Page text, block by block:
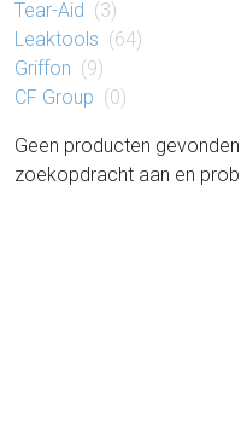
Tear-Aid (3)
Leaktools (64)
Griffon (9)
CF Group (0)
Geen producten
zoekopdracht aan en